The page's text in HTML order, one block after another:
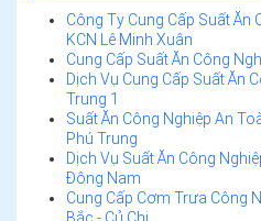
Công Ty Cung Cấp Suất Ăn
KCN Lê Minh Xuân
Cung Cấp Suất Ăn Công
Dịch Vụ Cung Cấp Suất Ăn
Trung 1
Suất Ăn Công Nghiệp An
Phú Trung
Dịch Vụ Suất Ăn Công
Đông Nam
Cung Cấp Cơm Trưa Công